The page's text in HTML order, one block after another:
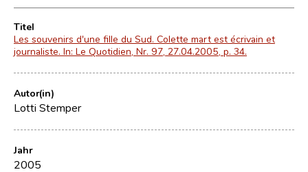
Titel
Les souvenirs d'une fille du Sud. Colette mart est écrivain et
journaliste. In: Le Quotidien, Nr. 97, 27.04.2005, p. 34.
Autor(in)
Lotti Stemper
Jahr
2005